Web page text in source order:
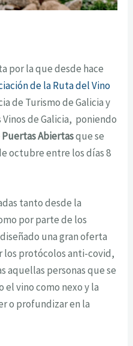
por la que desde hace
de la Ruta del Vino
de Turismo de Galicia y
de Galicia, poniendo
Puertas Abiertasque se
octubre entre los días 8
tanto desde la
por parte de los
una gran oferta
los protócolos anti-covid,
aquellas personas que se
vino como nexo y la
o profundizar en la